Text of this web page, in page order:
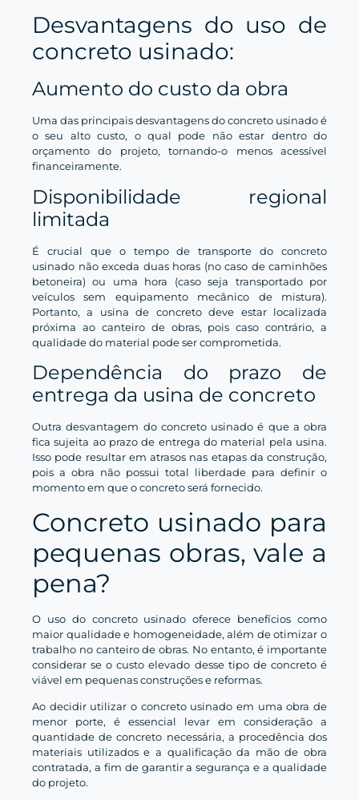
Desvantagens do uso de
concreto usinado:
Aumento do custo da obra
Uma das principais desvantagens do concreto usinado é
o seu alto custo, o qual pode não estar dentro do
orçamento do projeto, tornando-o menos acessível
financeiramente.
Disponibilidade regional
limitada
É crucial que o tempo de transporte do concreto
usinado não exceda duas horas (no caso de caminhões
betoneira) ou uma hora (caso seja transportado por
veículos sem equipamento mecânico de mistura).
Portanto, a usina de concreto deve estar localizada
próxima ao canteiro de obras, pois caso contrário, a
qualidade do material pode ser comprometida.
Dependência do prazo de
entrega da usina de concreto
Outra desvantagem do concreto usinado é que a obra
fica sujeita ao prazo de entrega do material pela usina.
Isso pode resultar em atrasos nas etapas da construção,
pois a obra não possui total liberdade para definir o
momento em que o concreto será fornecido.
Concreto usinado para
pequenas obras, vale a
pena?
O uso do concreto usinado oferece benefícios como
maior qualidade e homogeneidade, além de otimizar o
trabalho no canteiro de obras. No entanto, é importante
considerar se o custo elevado desse tipo de concreto é
viável em pequenas construções e reformas.
Ao decidir utilizar o concreto usinado em uma obra de
menor porte, é essencial levar em consideração a
quantidade de concreto necessária, a procedência dos
materiais utilizados e a qualificação da mão de obra
contratada, a fim de garantir a segurança e a qualidade
do projeto.